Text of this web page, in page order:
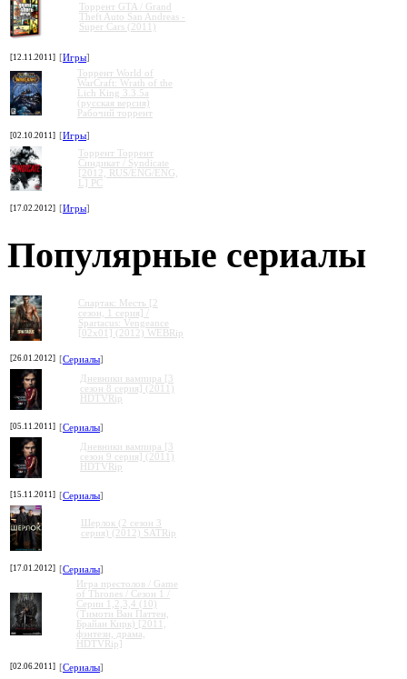
Торрент GTA / Grand
Theft Auto San Andreas -
Super Cars (2011)
[12.11.2011] [Игры]
Торрент World of
WarCraft: Wrath of the
Lich King 3.3.5a
(русская версия)
Рабочий торрент
[02.10.2011] [Игры]
Торрент Торрент
Cиндикат / Syndicate
[2012, RUS/ENG/ENG,
L] PC
[17.02.2012] [Игры]
Популярные сериалы
Спартак: Месть [2
сезон, 1 серия] /
Spartacus: Vengeance
[02x01] (2012) WEBRip
[26.01.2012] [Сериалы]
Дневники вампира [3
сезон 8 серия] (2011)
HDTVRip
[05.11.2011] [Сериалы]
Дневники вампира [3
сезон 9 серия] (2011)
HDTVRip
[15.11.2011] [Сериалы]
Шерлок (2 сезон 3
серия) (2012) SATRip
[17.01.2012] [Сериалы]
Игра престолов / Game
of Thrones / Сезон 1 /
Серии 1,2,3,4 (10)
(Тимоти Ван Паттен,
Брайан Кирк) [2011,
фэнтези, драма,
HDTVRip]
[02.06.2011] [Сериалы]